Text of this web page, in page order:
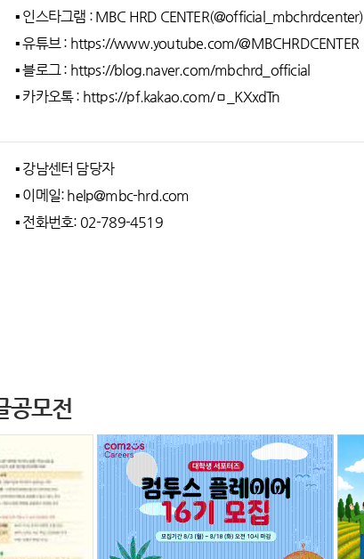
▪ 인스타그램 : MBC HRD CENTER(@official_mbchrdcenter)
▪ 유튜브 : https://www.youtube.com/@MBCHRDCENTER
▪ 블로그 : https://blog.naver.com/mbchrd_official
▪ 카카오톡 : https://pf.kakao.com/ㅁ_KXxdTn
▪ 강남센터 담당자
▪ 이메일: help@mbc-hrd.com
▪ 전화번호: 02-789-4519
공모전